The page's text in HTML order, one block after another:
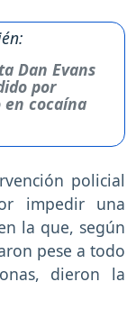
Dan Evans
por
cocaína
policial
impedir una
la que, según
pese a todo
dieron la